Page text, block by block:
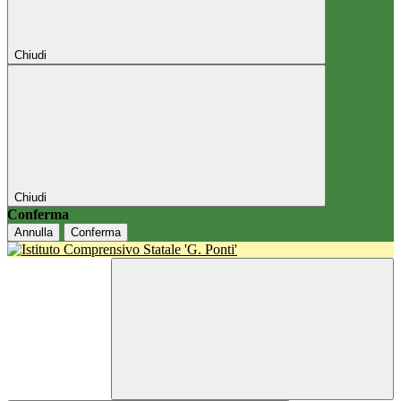
Chiudi
Chiudi
Conferma
Annulla Conferma